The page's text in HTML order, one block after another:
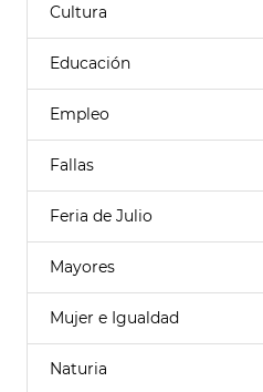
Cultura
Educación
Empleo
Fallas
Feria de Julio
Mayores
Mujer e Igualdad
Naturia